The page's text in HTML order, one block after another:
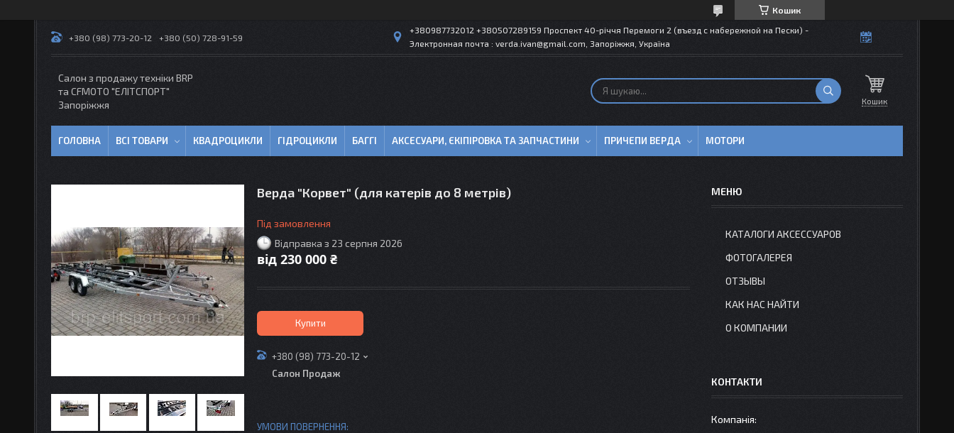
Кошик
+380 (98) 773-20-12 +380 (50) 728-91-59
+380987732012 +380507289159 Проспект 40-рiччя Перемоги 2 (въезд с набережной на Пески) -
Электронная почта : verda.ivan@gmail.com, Запоріжжя, Україна
Салон з продажу техніки BRP
та CFMOTO "EЛІТСПОРТ"
Запоріжжя
Кошик
ГОЛОВНА ВСІ ТОВАРИ КВАДРОЦИКЛИ ГІДРОЦИКЛИ БАГГІ АКСЕСУАРИ, ЄКІПІРОВКА ТА ЗАПЧАСТИНИ ПРИЧЕПИ ВЕРДА МОТОРИ
Верда "Корвет" (для катерів до 8 метрів)
Під замовлення
Відправка з 23 серпня 2026
від 230 000 ₴
Купити
+380 (98) 773-20-12
Салон Продаж
КАТАЛОГИ АКСЕССУАРОВ
ФОТОГАЛЕРЕЯ
ОТЗЫВЫ
КАК НАС НАЙТИ
О КОМПАНИИ
КОНТАКТИ